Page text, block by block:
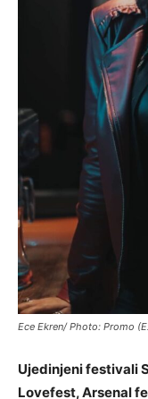
Ece Ekren/ Photo: Promo
Ujedinjeni festivali
Lovefest, Arsenal